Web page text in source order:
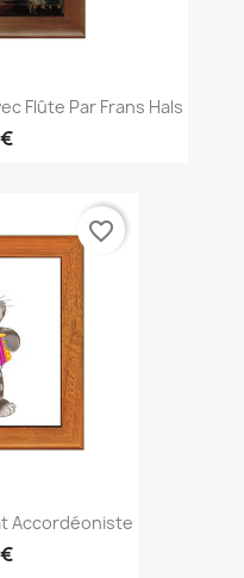
Flûte Par Frans Hals
Accordéoniste
favorite_border